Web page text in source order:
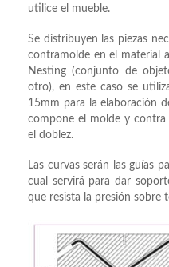
utilice el mueble.
Se distribuyen las piezas
contramolde en el material
Nesting (conjunto de
otro), en este caso se
15mm para la elaboración
compone el molde y
el doblez.
Las curvas serán las guías
cual servirá para dar
que resista la presión sobre